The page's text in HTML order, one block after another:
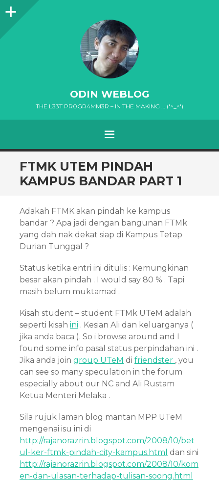
Sidebar
ODIN WEBLOG
THE L33T PR0GR4MM3R – IN THE MAKING … ('^_^')
MENU
SKIP
TO
CONTENT
FTMK UTEM PINDAH
KAMPUS BANDAR PART 1
Adakah FTMK akan pindah ke kampus
bandar ? Apa jadi dengan bangunan FTMk
yang dah nak dekat siap di Kampus Tetap
Durian Tunggal ?
Status ketika entri ini ditulis : Kemungkinan
besar akan pindah . I would say 80 % . Tapi
masih belum muktamad .
Kisah student – student FTMk UTeM adalah
seperti kisah ini . Kesian Ali dan keluarganya (
jika anda baca ). So i browse around and I
found some info pasal status perpindahan ini .
Jika anda join group UTeM di friendster , you
can see so many speculation in the forum
especially about our NC and Ali Rustam
Ketua Menteri Melaka .
Sila rujuk laman blog mantan MPP UTeM
mengenai isu ini di
http://rajanorazrin.blogspot.com/2008/10/bet
ul-ker-ftmk-pindah-city-kampus.html dan sini
http://rajanorazrin.blogspot.com/2008/10/kom
en-dan-ulasan-terhadap-tulisan-soong.html